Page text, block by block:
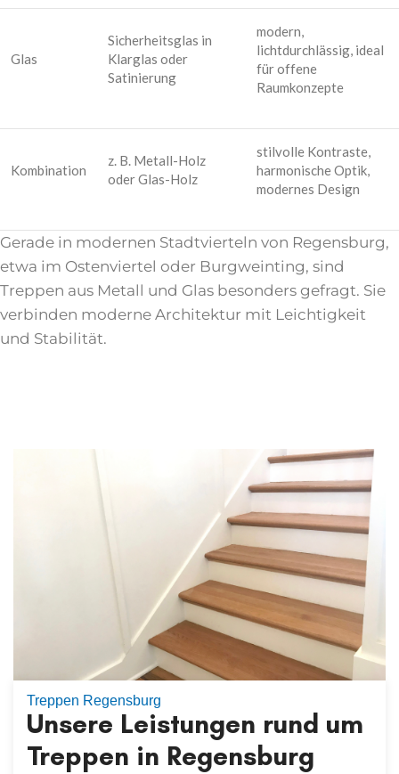
Glas
Sicherheitsglas in
Klarglas oder
Satinierung
modern,
lichtdurchlässig, ideal
für offene
Raumkonzepte
Kombination
z. B. Metall-Holz
oder Glas-Holz
stilvolle Kontraste,
harmonische Optik,
modernes Design
Gerade in modernen Stadtvierteln von Regensburg,
etwa im Ostenviertel oder Burgweinting, sind
Treppen aus Metall und Glas besonders gefragt. Sie
verbinden moderne Architektur mit Leichtigkeit
und Stabilität.
Treppen Regensburg
Unsere Leistungen rund um
Treppen in Regensburg